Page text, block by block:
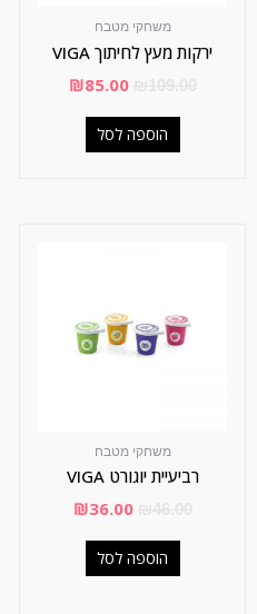
משחקי מטבח
ירקות מעץ לחיתוך VIGA
₪85.00
הוספה לסל
משחקי מטבח
רביעיית יוגורט VIGA
₪36.00
הוספה לסל